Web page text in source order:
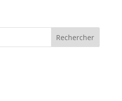
Rechercher